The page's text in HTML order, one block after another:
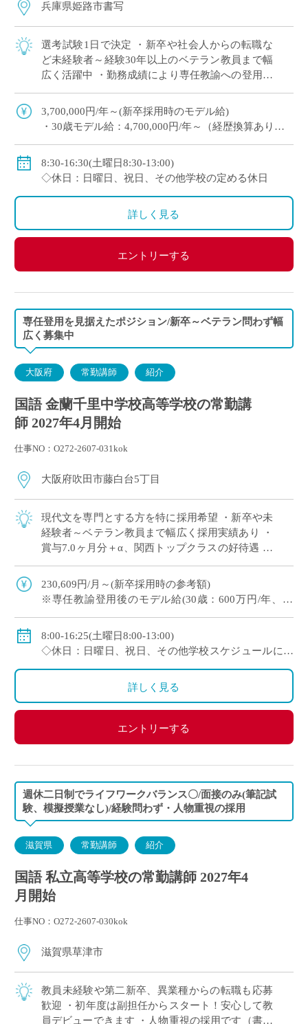
兵庫県姫路市書写
選考試験1日で決定 ・新卒や社会人からの転職な
ど未経験者～経験30年以上のベテラン教員まで幅
広く活躍中 ・勤務成績により専任教諭への登用あ
流にも注力 ※高校免許 […]
3,700,000円/年～(新卒採用時のモデル給)
・30歳モデル給：4,700,000円/年～（経歴換算あり）
※上記以外に補習手当、特殊業務手当、通勤手当、入
試手当、クラブ活動手当を支給
◇保険：私学共済、雇用保険、労災保険
8:30-16:30(土曜日8:30-13:00)
◇休日：日曜日、祝日、その他学校の定める休日
詳しく見る
エントリーする
専任登用を見据えたポジション/新卒～ベテラン問わず幅
広く募集中
大阪府 常勤講師 紹介
国語 金蘭千里中学校高等学校の常勤講
師 2027年4月開始
仕事NO：O272-2607-031kok
大阪府吹田市藤白台5丁目
現代文を専門とする方を特に採用希望 ・新卒や未
経験者～ベテラン教員まで幅広く採用実績あり ・
賞与7.0ヶ月分＋α、関西トップクラスの好待遇 ・
・1クラス30名の少人数授業、 […]
230,609円/月～(新卒採用時の参考額)
※専任教諭登用後のモデル給(30歳：600万円/年、35
◇賞与：有(7.0ヶ月分＋α ※過去実績)
◇手当：各種有
◇保険：私学共済、雇用保険、労災保険
8:00-16:25(土曜日8:00-13:00)
◇休日：日曜日、祝日、その他学校スケジュールによ
詳しく見る
エントリーする
週休二日制でライフワークバランス〇/面接のみ(筆記試
験、模擬授業なし)/経験問わず・人物重視の採用
滋賀県 常勤講師 紹介
国語 私立高等学校の常勤講師 2027年4
月開始
仕事NO：O272-2607-030kok
滋賀県草津市
教員未経験や第二新卒、異業種からの転職も応募
歓迎 ・初年度は副担任からスタート！安心して教
員デビューできます ・人物重視の採用です（書類